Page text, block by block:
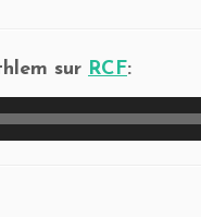
sur RCF: